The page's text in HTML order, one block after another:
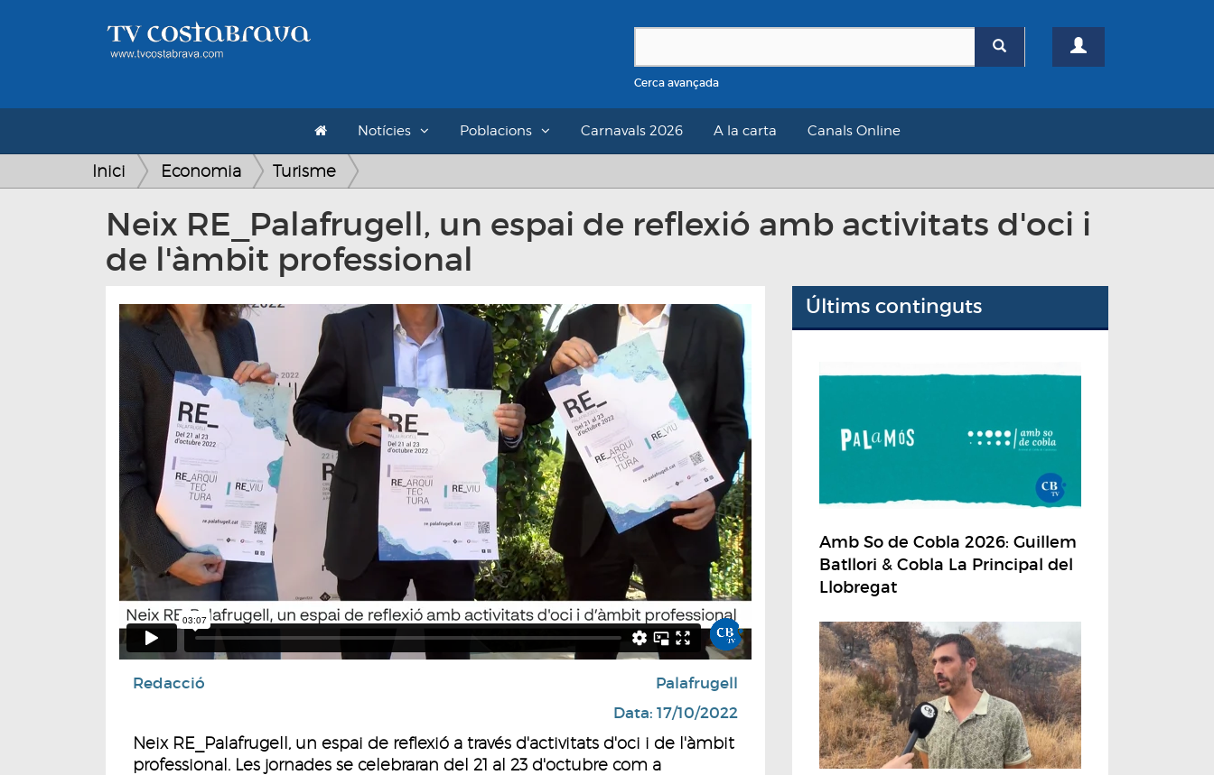
Cerca avançada
Notícies Poblacions Carnavals 2026 A la carta Canals Online
Inici Economia Turisme
Neix RE_Palafrugell, un espai de reflexió amb activitats d'oci i
de l'àmbit professional
Redacció
Palafrugell
Data: 17/10/2022
Neix RE_Palafrugell, un espai de reflexió a través d'activitats d'oci i de l'àmbit
professional. Les jornades se celebraran del 21 al 23 d'octubre com a
Últims continguts
Amb So de Cobla 2026: Guillem
Batllori & Cobla La Principal del
Llobregat